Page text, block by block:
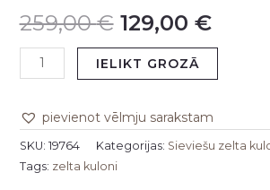
259,00€ 129,00 €
IELIKT GROZĀ
pievienot vēlmju sarakstam
SKU: 19764 Kategorijas: Sieviešu zelta
Tags: zelta kuloni